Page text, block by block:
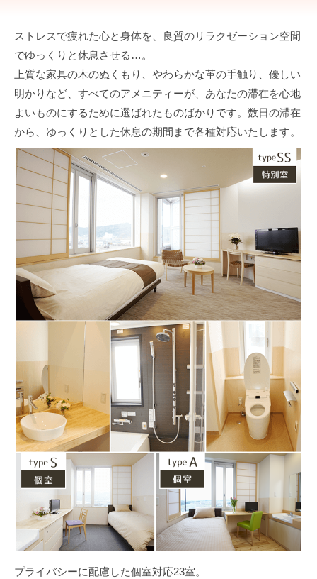
ストレスで疲れた心と身体を、良質のリラクゼーション空間
でゆっくりと休息させる…。
上質な家具の木のぬくもり、やわらかな革の手触り、優しい
明かりなど、すべてのアメニティーが、あなたの滞在を心地
よいものにするために選ばれたものばかりです。数日の滞在
から、ゆっくりとした休息の期間まで各種対応いたします。
プライバシーに配慮した個室対応23室。